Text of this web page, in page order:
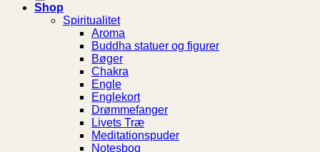
Shop
Spiritualitet
Aroma
Buddha statuer og figurer
Bøger
Chakra
Engle
Englekort
Drømmefanger
Livets Træ
Meditationspuder
Notesbog